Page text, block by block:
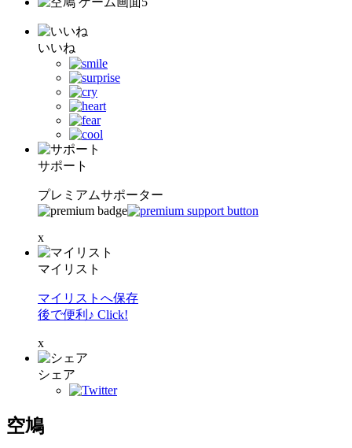
いいね
サポート
プレミアムサポーター
x
マイリスト
マイリストへ保存
後で便利♪ Click!
x
シェア
空鳩